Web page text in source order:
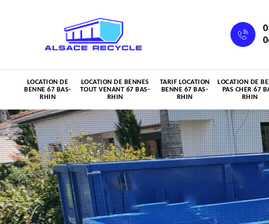
LOCATION DE
BENNE 67 BAS-
RHIN
LOCATION DE BENNES
TOUT VENANT 67 BAS-
RHIN
TARIF LOCATION
BENNE 67 BAS-
RHIN
LOCATION DE
PAS CHER 67
RHIN